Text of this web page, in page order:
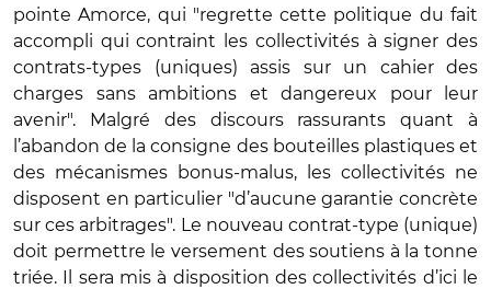
pointe Amorce, qui "regrette cette politique du fait
accompli qui contraint les collectivités à signer des
contrats-types (uniques) assis sur un cahier des
charges sans ambitions et dangereux pour leur
avenir". Malgré des discours rassurants quant à
l’abandon de la consigne des bouteilles plastiques et
des mécanismes bonus-malus, les collectivités ne
disposent en particulier "d’aucune garantie concrète
sur ces arbitrages". Le nouveau contrat-type (unique)
doit permettre le versement des soutiens à la tonne
triée. Il sera mis à disposition des collectivités d’ici le